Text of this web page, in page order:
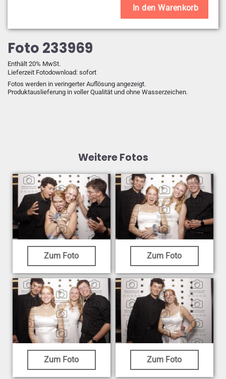
Foto 233969
Enthält 20% MwSt.
Lieferzeit Fotodownload: sofort
Fotos werden in veringerter Auflösung angezeigt.
Produktauslieferung in voller Qualität und ohne Wasserzeichen.
In den Warenkorb
Weitere Fotos
Zum Foto Zum Foto
Zum Foto Zum Foto